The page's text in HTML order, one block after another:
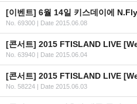
[이벤트] 6월 14일 키스데이에
No. 69300 | Date 2015.06.08
[콘서트] 2015 FTISLAND LIVE
No. 63940 | Date 2015.06.04
[콘서트] 2015 FTISLAND LIVE
No. 58224 | Date 2015.06.03